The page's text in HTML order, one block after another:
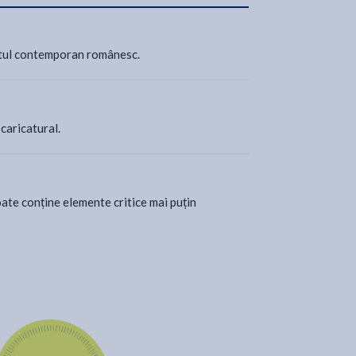
contemporan românesc.
conține elemente critice mai puțin